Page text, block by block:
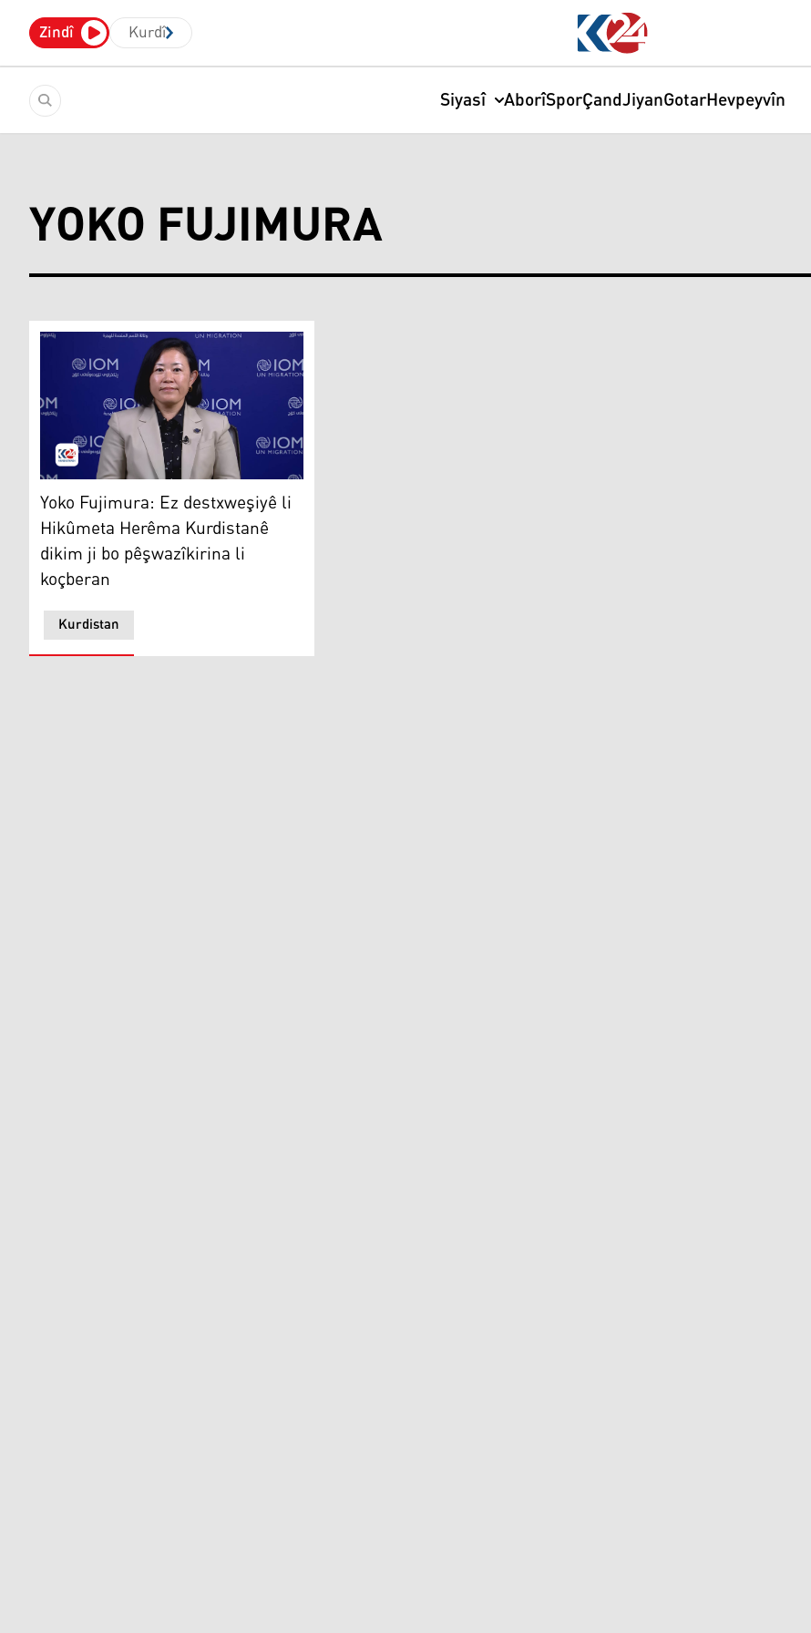
Zindî Kurdî
Siyasî AborîSporÇandJiyanGotarHevpeyvîn
YOKO FUJIMURA
Yoko Fujimura: Ez destxweşiyê li Hikûmeta Herêma Kurdistanê dikim ji bo pêşwazîkirina li koçberan
Kurdistan
Yoko Fujimura: Ez destxweşiyê li
Hikûmeta Herêma Kurdistanê
dikim ji bo pêşwazîkirina li
koçberan